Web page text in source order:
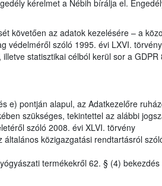
kérelmet a Nébih bírálja el.
követően az adatok kezelésére – a
védelméről szóló 1995. évi LXVI.
statisztikai célból kerül sor a
e) pontján alapul, az Adatkezelőre
szükséges, tekintettel az alábbi
szóló 2008. évi XLVI. törvény
közigazgatási rendtartásról
termékekről 62. § (4) bekezdés